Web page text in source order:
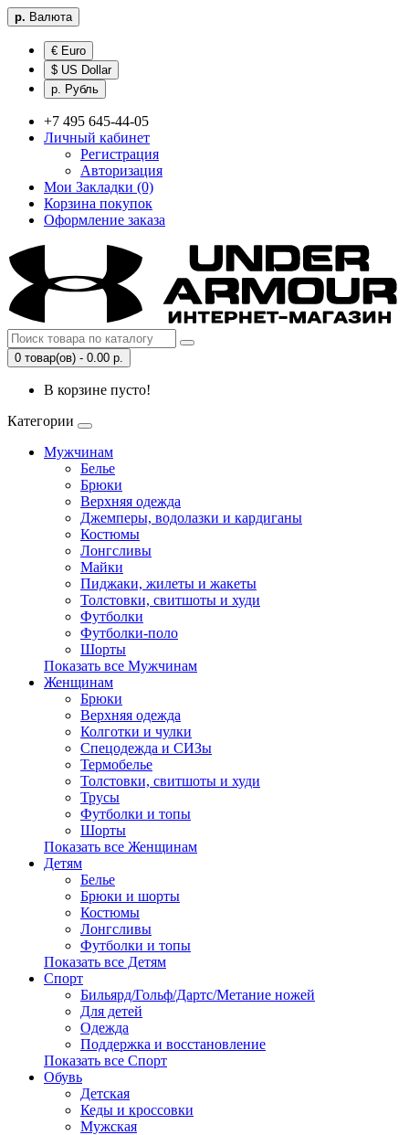
р. Валюта
€ Euro
$ US Dollar
р. Рубль
+7 495 645-44-05
Личный кабинет
Регистрация
Авторизация
Мои Закладки (0)
Корзина покупок
Оформление заказа
0 товар(ов) - 0.00 р.
В корзине пусто!
Категории
Мужчинам
Белье
Брюки
Верхняя одежда
Джемперы, водолазки и кардиганы
Костюмы
Лонгсливы
Майки
Пиджаки, жилеты и жакеты
Толстовки, свитшоты и худи
Футболки
Футболки-поло
Шорты
Показать все Мужчинам
Женщинам
Брюки
Верхняя одежда
Колготки и чулки
Спецодежда и СИЗы
Термобелье
Толстовки, свитшоты и худи
Трусы
Футболки и топы
Шорты
Показать все Женщинам
Детям
Белье
Брюки и шорты
Костюмы
Лонгсливы
Футболки и топы
Показать все Детям
Спорт
Бильярд/Гольф/Дартс/Метание ножей
Для детей
Одежда
Поддержка и восстановление
Показать все Спорт
Обувь
Детская
Кеды и кроссовки
Мужская